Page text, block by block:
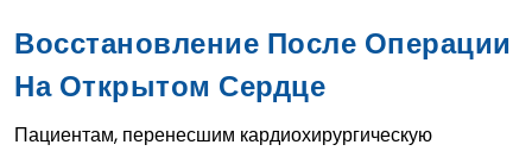
Восстановление После Операции
На Открытом Сердце
Пациентам, перенесшим кардиохирургическую